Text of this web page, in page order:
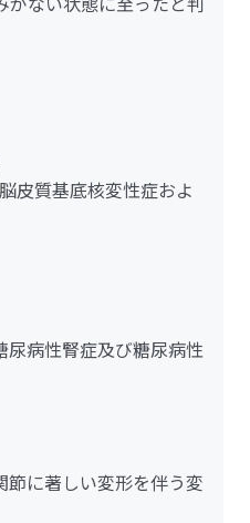
皮質基底核変性症およ
病性腎症及び糖尿病性
に著しい変形を伴う変